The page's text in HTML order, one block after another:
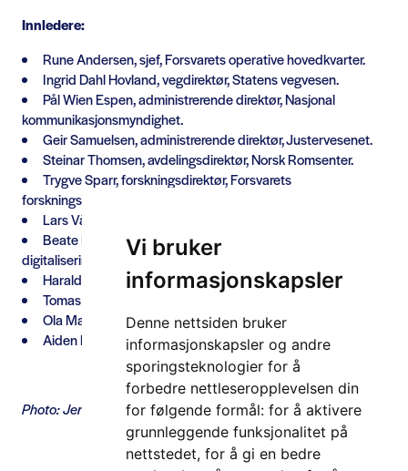
Vi bruker
informasjonskapsler
Denne nettsiden bruker
informasjonskapsler og andre
sporingsteknologier for å
forbedre nettleseropplevelsen din
for følgende formål: for å aktivere
grunnleggende funksjonalitet på
nettstedet, for å gi en bedre
Innledere:
Rune Andersen, sjef, Forsvarets operative hovedkvarter.
Ingrid Dahl Hovland, vegdirektør, Statens vegvesen.
Pål Wien Espen, administrerende direktør, Nasjonal
kommunikasjonsmyndighet.
Geir Samuelsen, administrerende direktør, Justervesenet.
Steinar Thomsen, avdelingsdirektør, Norsk Romsenter.
Trygve Sparr, forskningsdirektør, Forsvarets
forskningsinstitutt.
Lars Vågsdal, direktør for teknologidivisjonen, Avinor.
Beate Krogstad, konserndirektør transformasjon og
digitalisering, Statnett.
Harald Hauglin, tidssjef, Justervesenet.
Tomas Levin, sjefsingeniør, Statens vegvesen.
Ola Martin Lykkja, R&D-ingeniør, Q-free.
Aiden Morrison, forsker, SINTEF.
Du finner påmeldingen her!
Photo: Jensen Media